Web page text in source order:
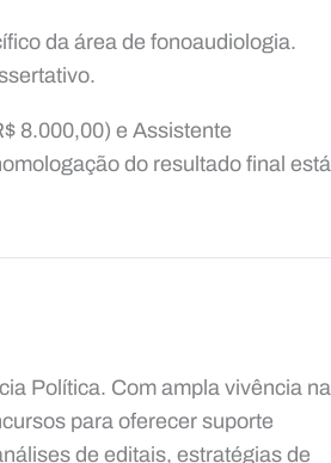
da área de fonoaudiologia.
8.000,00) e Assistente
do resultado final está
Política. Com ampla vivência na
para oferecer suporte
de editais, estratégias de